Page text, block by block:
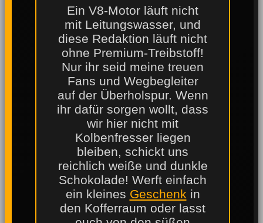
Ein V8-Motor läuft nicht
mit Leitungswasser, und
diese Redaktion läuft nicht
ohne Premium-Treibstoff!
Nur ihr seid meine treuen
Fans und Wegbegleiter
auf der Überholspur. Wenn
ihr dafür sorgen wollt, dass
wir hier nicht mit
Kolbenfresser liegen
bleiben, schickt uns
reichlich weiße und dunkle
Schokolade! Werft einfach
ein kleines Geschenk in
den Kofferraum oder lasst